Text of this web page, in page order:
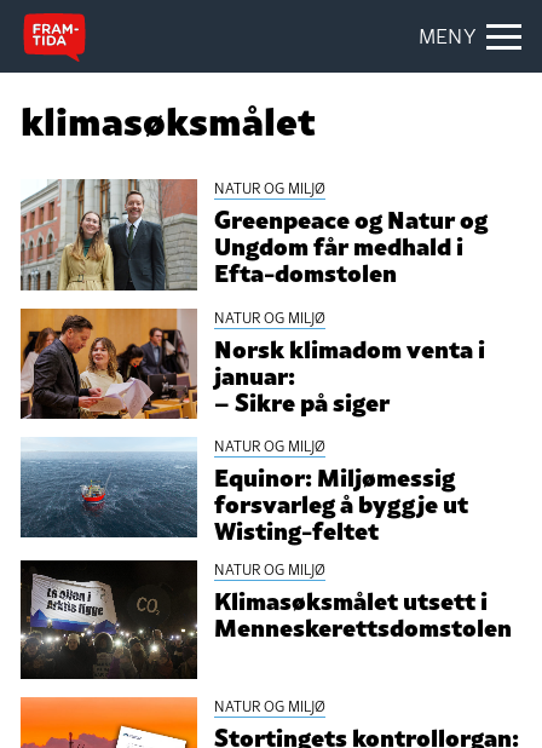
MENY
klimasøksmålet
NATUR OG MILJØ
Greenpeace og Natur og
Ungdom får medhald i
Efta-domstolen
NATUR OG MILJØ
Norsk klimadom venta i
januar:
– Sikre på siger
NATUR OG MILJØ
Equinor: Miljømessig
forsvarleg å byggje ut
Wisting-feltet
NATUR OG MILJØ
Klimasøksmålet utsett i
Menneskerettsdomstolen
NATUR OG MILJØ
Stortingets kontrollorgan: